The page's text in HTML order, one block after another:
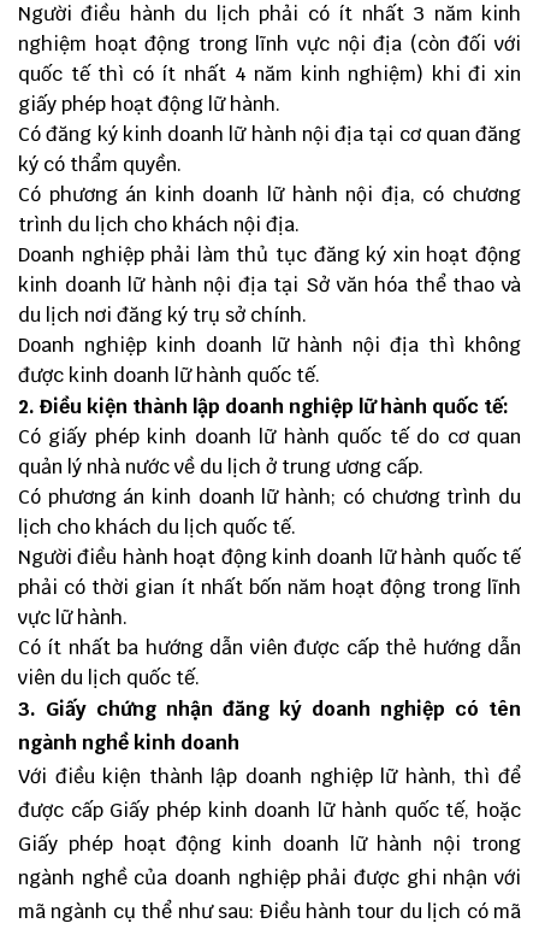
Người điều hành du lịch phải có ít nhất 3 năm kinh
nghiệm hoạt động trong lĩnh vực nội địa (còn đối với
quốc tế thì có ít nhất 4 năm kinh nghiệm) khi đi xin
giấy phép hoạt động lữ hành.
Có đăng ký kinh doanh lữ hành nội địa tại cơ quan đăng
ký có thẩm quyền.
Có phương án kinh doanh lữ hành nội địa, có chương
trình du lịch cho khách nội địa.
Doanh nghiệp phải làm thủ tục đăng ký xin hoạt động
kinh doanh lữ hành nội địa tại Sở văn hóa thể thao và
du lịch nơi đăng ký trụ sở chính.
Doanh nghiệp kinh doanh lữ hành nội địa thì không
được kinh doanh lữ hành quốc tế.
2. Điều kiện thành lập doanh nghiệp lữ hành quốc tế:
Có giấy phép kinh doanh lữ hành quốc tế do cơ quan
quản lý nhà nước về du lịch ở trung ương cấp.
Có phương án kinh doanh lữ hành; có chương trình du
lịch cho khách du lịch quốc tế.
Người điều hành hoạt động kinh doanh lữ hành quốc tế
phải có thời gian ít nhất bốn năm hoạt động trong lĩnh
vực lữ hành.
Có ít nhất ba hướng dẫn viên được cấp thẻ hướng dẫn
viên du lịch quốc tế.
3. Giấy chứng nhận đăng ký doanh nghiệp có tên
ngành nghề kinh doanh
Với điều kiện thành lập doanh nghiệp lữ hành, thì để
được cấp Giấy phép kinh doanh lữ hành quốc tế, hoặc
Giấy phép hoạt động kinh doanh lữ hành nội trong
ngành nghề của doanh nghiệp phải được ghi nhận với
mã ngành cụ thể như sau: Điều hành tour du lịch có mã